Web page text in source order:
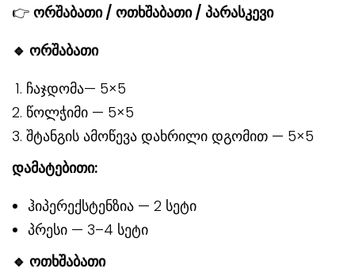
👉 ორშაბათი / ოთხშაბათი / პარასკევი
🔹 ორშაბათი
ჩაჯდომა— 5×5
წოლჭიმი — 5×5
შტანგის ამოწევა დახრილი დგომით — 5×5
დამატებითი:
ჰიპერექსტენზია — 2 სეტი
პრესი — 3–4 სეტი
🔹 ოთხშაბათი